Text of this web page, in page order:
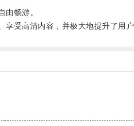
畅游。
受高清内容，并极大地提升了用户